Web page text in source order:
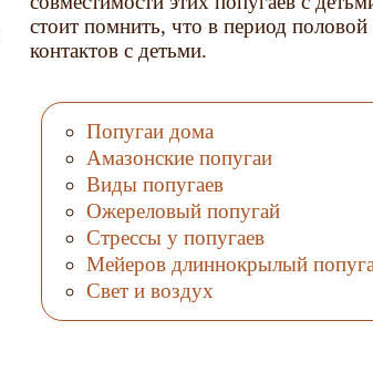
стоит помнить, что в период половой
контактов с детьми.
Попугаи дома
Амазонские попугаи
Виды попугаев
Ожереловый попугай
Стрессы у попугаев
Мейеров длиннокрылый
Свет и воздух